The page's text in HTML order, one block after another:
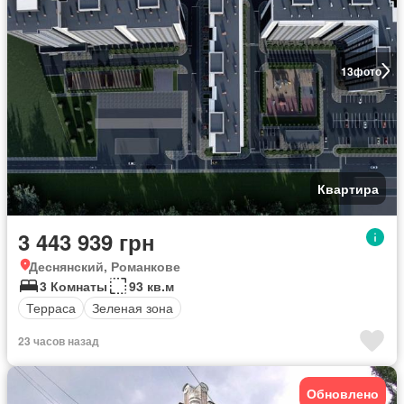
13фото
Квартира
3 443 939 грн
Деснянский, Романкове
3 Комнаты
93 кв.м
Терраса
Зеленая зона
23 часов назад
Обновлено